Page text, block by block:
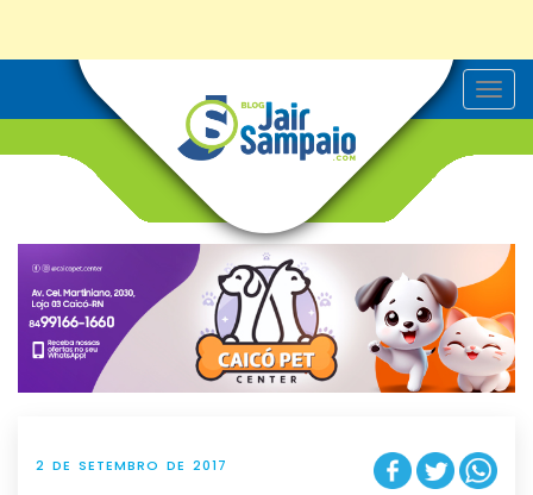
T
o
v
g
t
i
o
n
2 DE SETEMBRO DE 2017